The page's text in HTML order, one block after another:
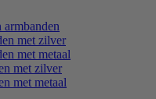
armbanden
met zilver
met metaal
met zilver
met metaal